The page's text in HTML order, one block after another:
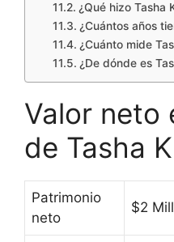
¿Qué hizo Tasha
¿Cuántos años
¿Cuánto mide
¿De dónde es
Valor neto
de Tasha K
Patrimonio
neto
$2